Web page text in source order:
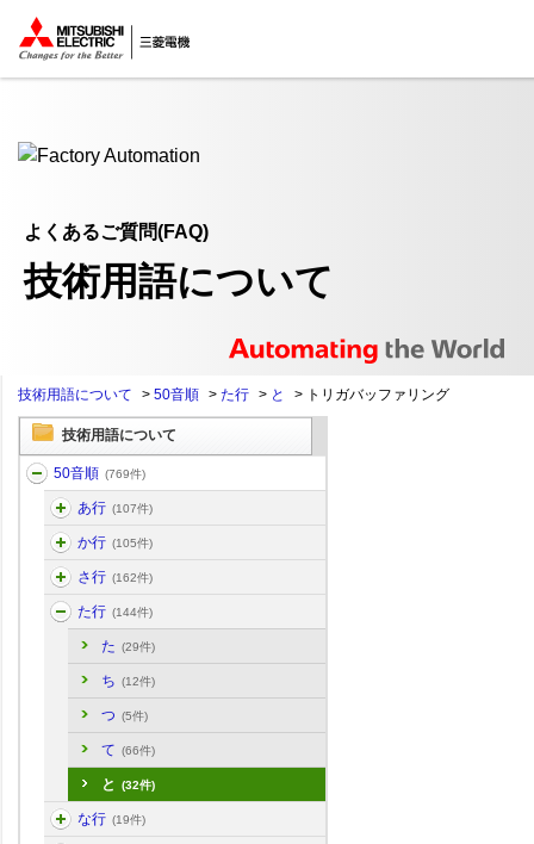
ここから本文
よくあるご質問(FAQ)
技術用語について
技術用語について > 50音順 > た行 > と > トリガバッファリング
技術用語について
50音順 (769件)
あ行 (107件)
か行 (105件)
さ行 (162件)
た行 (144件)
た (29件)
ち (12件)
つ (5件)
て (66件)
と (32件)
な行 (19件)